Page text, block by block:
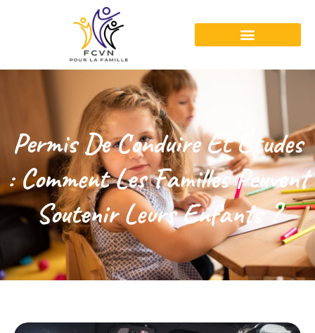
Permis De Conduire Et Études
: Comment Les Familles Peuvent
Soutenir Leurs Enfants ?